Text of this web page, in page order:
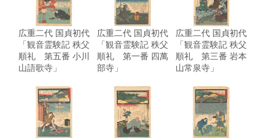
広重二代 国貞初代
「観音霊験記 秩父
順礼 第五番 小川
山語歌寺」
広重二代 国貞初代
「観音霊験記 秩父
順礼 第一番 四萬
部寺」
広重二代 国貞初代
「観音霊験記 秩父
順礼 第三番 岩本
山常泉寺」